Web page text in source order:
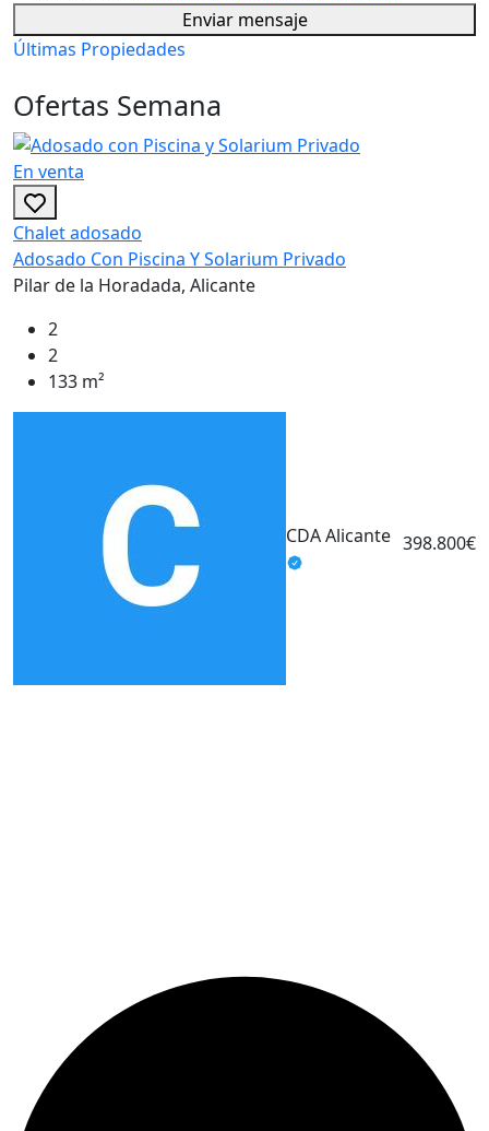
Enviar mensaje
Últimas Propiedades
Ofertas Semana
En venta
Chalet adosado
Adosado Con Piscina Y Solarium Privado
Pilar de la Horadada, Alicante
2
2
133 m²
CDA Alicante 398.800€